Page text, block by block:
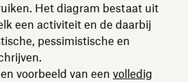
Het diagram bestaat uit
een activiteit en de daarbij
pessimistische en
voorbeeld van een volledig